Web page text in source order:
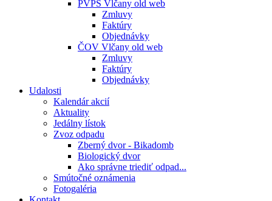
PVPS Vlčany old web
Zmluvy
Faktúry
Objednávky
ČOV Vlčany old web
Zmluvy
Faktúry
Objednávky
Udalosti
Kalendár akcií
Aktuality
Jedálny lístok
Zvoz odpadu
Zberný dvor - Bikadomb
Biologický dvor
Ako správne triediť odpad...
Smútočné oznámenia
Fotogaléria